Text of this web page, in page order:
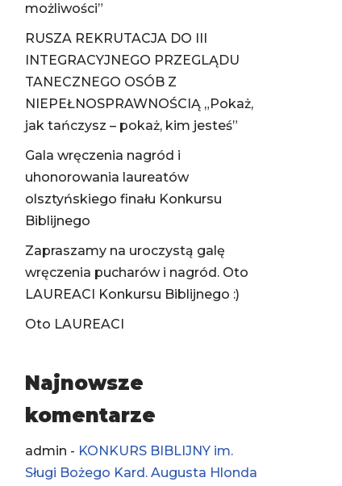
możliwości”
RUSZA REKRUTACJA DO III
INTEGRACYJNEGO PRZEGLĄDU
TANECZNEGO OSÓB Z
NIEPEŁNOSPRAWNOŚCIĄ „Pokaż,
jak tańczysz – pokaż, kim jesteś”
Gala wręczenia nagród i
uhonorowania laureatów
olsztyńskiego finału Konkursu
Biblijnego
Zapraszamy na uroczystą galę
wręczenia pucharów i nagród. Oto
LAUREACI Konkursu Biblijnego :)
Oto LAUREACI
Najnowsze
komentarze
admin - KONKURS BIBLIJNY im.
Sługi Bożego Kard. Augusta Hlonda